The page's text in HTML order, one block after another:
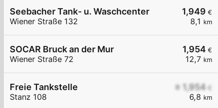
1,949 €
8,1 km
Seebacher Tank- u. Waschcenter
Wiener Straße 132
1,954 €
12,7 km
SOCAR Bruck an der Mur
Wiener Straße 72
≥ 1,954 €
6,8 km
Freie Tankstelle
Stanz 108